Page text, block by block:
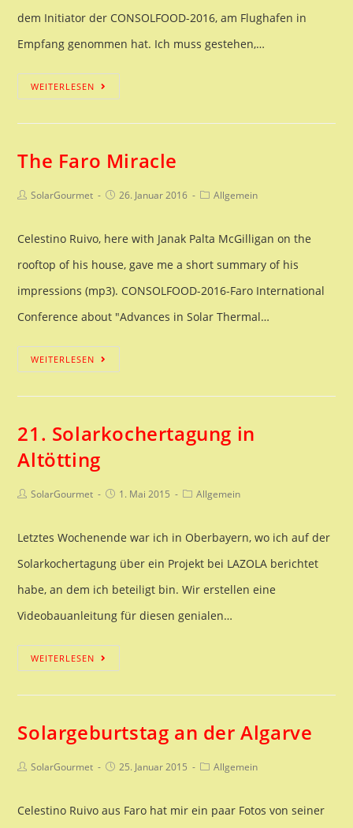
dem Initiator der CONSOLFOOD-2016, am Flughafen in
Empfang genommen hat. Ich muss gestehen,…
WEITERLESEN
Dr.
Janak
McGilligan
The Faro Miracle
Beitrags-
SolarGourmet
Beitrag
26. Januar 2016
Beitrags-
Allgemein
Celestino Ruivo, here with Janak Palta McGilligan on the
rooftop of his house, gave me a short summary of his
impressions (mp3). CONSOLFOOD-2016-Faro International
Conference about "Advances in Solar Thermal…
WEITERLESEN
21. Solarkochertagung in
Altötting
Beitrags-
SolarGourmet
Beitrag1. Mai 2015
Beitrags-
Allgemein
Letztes Wochenende war ich in Oberbayern, wo ich auf der
Solarkochertagung über ein Projekt bei LAZOLA berichtet
habe, an dem ich beteiligt bin. Wir erstellen eine
Videobauanleitung für diesen genialen…
WEITERLESEN
Altötting
Solargeburtstag an der Algarve
Beitrags-
SolarGourmet
Beitrag
25. Januar 2015
Beitrags-
Allgemein
Celestino Ruivo aus Faro hat mir ein paar Fotos von seiner